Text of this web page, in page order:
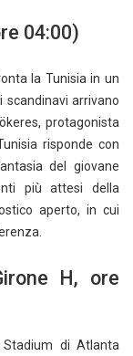
04:00)
la Tunisia in un
scandinavi arrivano
protagonista
risponde con
del giovane
più attesi della
aperto, in cui
H, ore
Stadium di Atlanta